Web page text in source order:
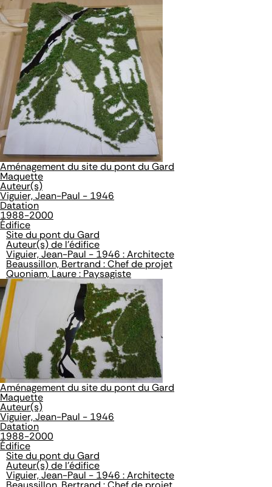
Aménagement du site du pont du Gard
Maquette
Auteur(s)
Viguier, Jean-Paul - 1946
Datation
1988-2000
Édifice
Site du pont du Gard
Auteur(s) de l'édifice
Viguier, Jean-Paul - 1946 : Architecte
Beaussillon, Bertrand : Chef de projet
Quoniam, Laure : Paysagiste
Aménagement du site du pont du Gard
Maquette
Auteur(s)
Viguier, Jean-Paul - 1946
Datation
1988-2000
Édifice
Site du pont du Gard
Auteur(s) de l'édifice
Viguier, Jean-Paul - 1946 : Architecte